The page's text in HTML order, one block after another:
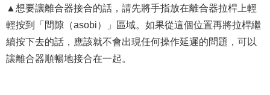
▲想要讓離合器接合的話，請先將手指放在離合器拉桿上輕
輕按到「間隙（asobi）」區域。如果從這個位置再將拉桿繼
續按下去的話，應該就不會出現任何操作延遲的問題，可以
讓離合器順暢地接合在一起。